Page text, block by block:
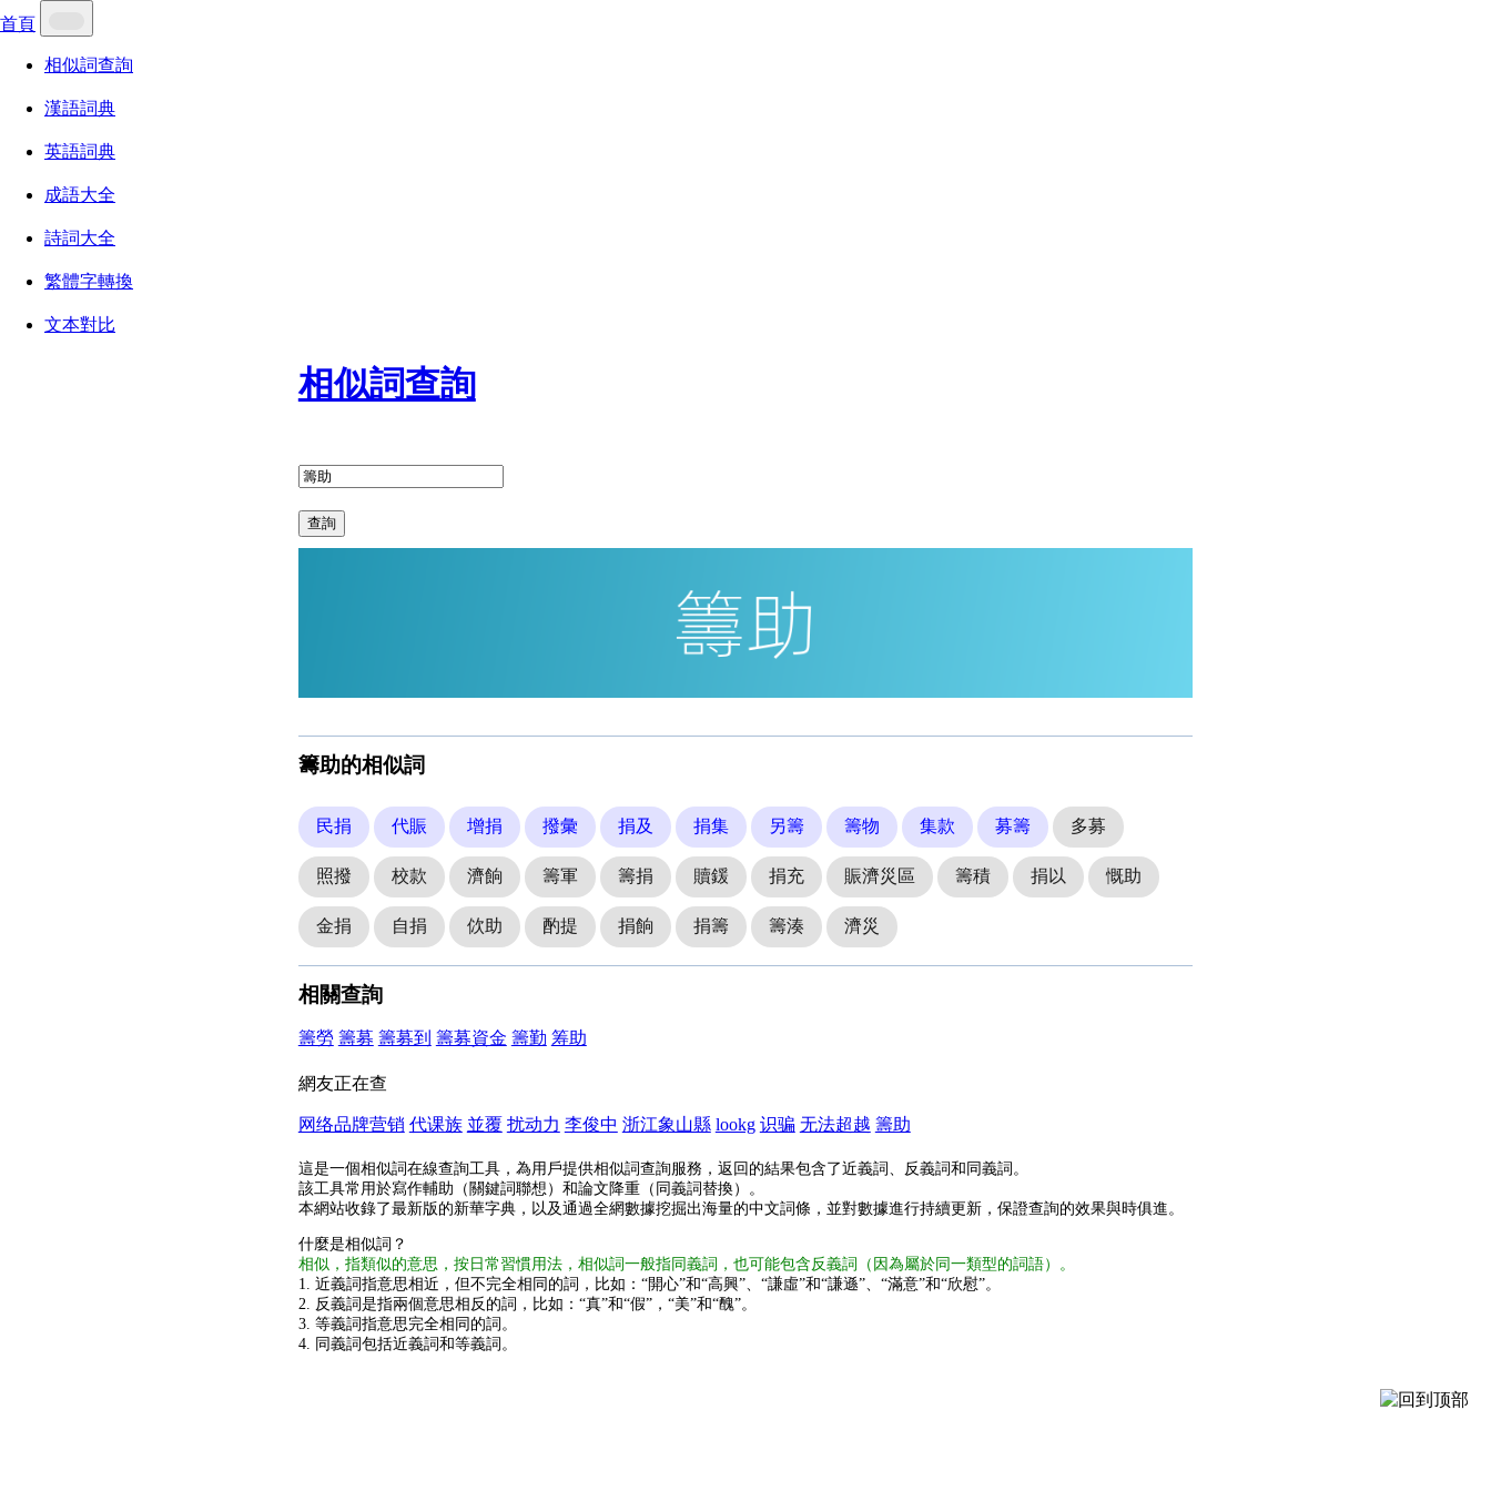
首頁
相似詞查詢
漢語詞典
英語詞典
成語大全
詩詞大全
繁體字轉換
文本對比
相似詞查詢
查詢
籌助的相似詞
民捐 代賑 增捐 撥彙 捐及 捐集 另籌 籌物 集款 募籌 多募
照撥 校款 濟餉 籌軍 籌捐 贖鍰 捐充 賑濟災區 籌積 捐以 慨助
金捐 自捐 佽助 酌提 捐餉 捐籌 籌湊 濟災
相關查詢
籌勞 籌募 籌募到 籌募資金 籌勤 筹助
網友正在查
网络品牌营销 代课族 並覆 扰动力 李俊中 浙江象山縣 lookg 识骗 无法超越 籌助
這是一個相似詞在線查詢工具，為用戶提供相似詞查詢服務，返回的結果包含了近義詞、反義詞和同義詞。
該工具常用於寫作輔助（關鍵詞聯想）和論文降重（同義詞替換）。
本網站收錄了最新版的新華字典，以及通過全網數據挖掘出海量的中文詞條，並對數據進行持續更新，保證查詢的效果與時俱進。
什麼是相似詞？
相似，指類似的意思，按日常習慣用法，相似詞一般指同義詞，也可能包含反義詞（因為屬於同一類型的詞語）。
1. 近義詞指意思相近，但不完全相同的詞，比如：“開心”和“高興”、“謙虛”和“謙遜”、“滿意”和“欣慰”。
2. 反義詞是指兩個意思相反的詞，比如：“真”和“假”，“美”和“醜”。
3. 等義詞指意思完全相同的詞。
4. 同義詞包括近義詞和等義詞。